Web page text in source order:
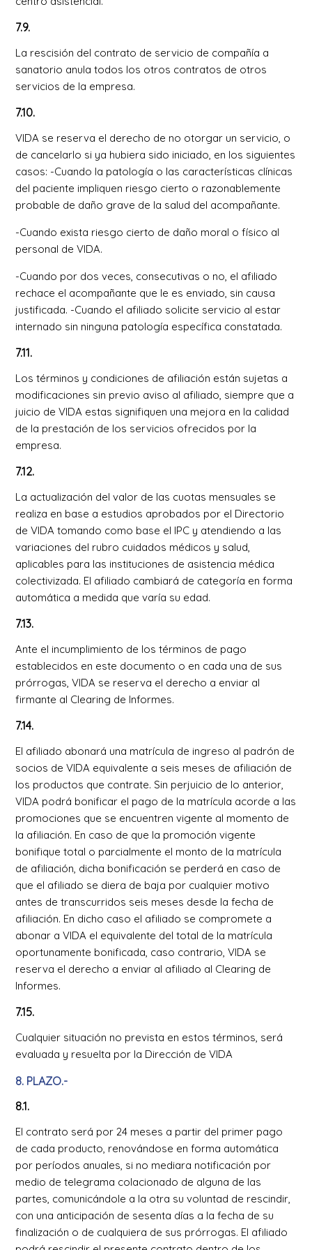
7.9.
La rescisión del contrato de servicio de compañía a
sanatorio anula todos los otros contratos de otros
servicios de la empresa.
7.10.
VIDA se reserva el derecho de no otorgar un servicio, o
de cancelarlo si ya hubiera sido iniciado, en los siguientes
casos: -Cuando la patología o las características clínicas
del paciente impliquen riesgo cierto o razonablemente
probable de daño grave de la salud del acompañante.
-Cuando exista riesgo cierto de daño moral o físico al
personal de VIDA.
-Cuando por dos veces, consecutivas o no, el afiliado
rechace el acompañante que le es enviado, sin causa
justificada. -Cuando el afiliado solicite servicio al estar
internado sin ninguna patología específica constatada.
7.11.
Los términos y condiciones de afiliación están sujetas a
modificaciones sin previo aviso al afiliado, siempre que a
juicio de VIDA estas signifiquen una mejora en la calidad
de la prestación de los servicios ofrecidos por la
empresa.
7.12.
La actualización del valor de las cuotas mensuales se
realiza en base a estudios aprobados por el Directorio
de VIDA tomando como base el IPC y atendiendo a las
variaciones del rubro cuidados médicos y salud,
aplicables para las instituciones de asistencia médica
colectivizada. El afiliado cambiará de categoría en forma
automática a medida que varía su edad.
7.13.
Ante el incumplimiento de los términos de pago
establecidos en este documento o en cada una de sus
prórrogas, VIDA se reserva el derecho a enviar al
firmante al Clearing de Informes.
7.14.
El afiliado abonará una matrícula de ingreso al padrón de
socios de VIDA equivalente a seis meses de afiliación de
los productos que contrate. Sin perjuicio de lo anterior,
VIDA podrá bonificar el pago de la matrícula acorde a las
promociones que se encuentren vigente al momento de
la afiliación. En caso de que la promoción vigente
bonifique total o parcialmente el monto de la matrícula
de afiliación, dicha bonificación se perderá en caso de
que el afiliado se diera de baja por cualquier motivo
antes de transcurridos seis meses desde la fecha de
afiliación. En dicho caso el afiliado se compromete a
abonar a VIDA el equivalente del total de la matrícula
oportunamente bonificada, caso contrario, VIDA se
reserva el derecho a enviar al afiliado al Clearing de
Informes.
7.15.
Cualquier situación no prevista en estos términos, será
evaluada y resuelta por la Dirección de VIDA
8. PLAZO.-
8.1.
El contrato será por 24 meses a partir del primer pago
de cada producto, renovándose en forma automática
por períodos anuales, si no mediara notificación por
medio de telegrama colacionado de alguna de las
partes, comunicándole a la otra su voluntad de rescindir,
con una anticipación de sesenta días a la fecha de su
finalización o de cualquiera de sus prórrogas. El afiliado